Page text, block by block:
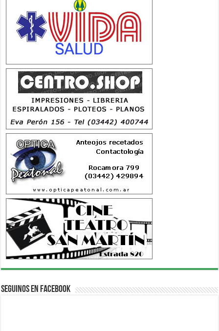
Seguinos en Facebook